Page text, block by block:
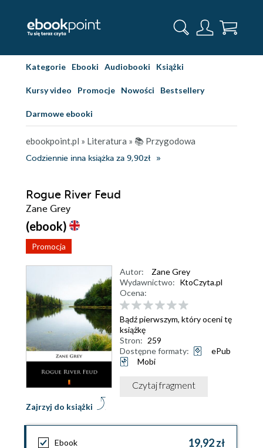
Kategorie Ebooki Audiobooki Książki
Kursy video Promocje Nowości Bestsellery
Darmowe ebooki
ebookpoint.pl » Literatura » 📚 Przygodowa
Codziennie inna książka za 9,90zł
Rogue River Feud
Zane Grey
(ebook)
Promocja
Zajrzyj do książki
Autor:
Zane Grey
Wydawnictwo: KtoCzyta.pl
Ocena:
Bądź pierwszym, który oceni tę
książkę
Stron: 259
Dostępne formaty:
ePub
Mobi
Czytaj fragment
Ebook 19,92 zł